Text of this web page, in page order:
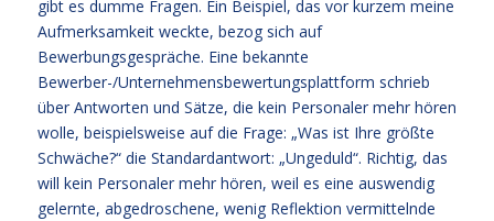
gibt es dumme Fragen. Ein Beispiel, das vor kurzem meine
Aufmerksamkeit weckte, bezog sich auf
Bewerbungsgespräche. Eine bekannte
Bewerber-/Unternehmensbewertungsplattform schrieb
über Antworten und Sätze, die kein Personaler mehr hören
wolle, beispielsweise auf die Frage: „Was ist Ihre größte
Schwäche?“ die Standardantwort: „Ungeduld“. Richtig, das
will kein Personaler mehr hören, weil es eine auswendig
gelernte, abgedroschene, wenig Reflektion vermittelnde